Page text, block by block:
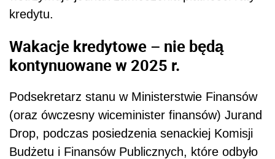
kredytu.
Wakacje kredytowe – nie będą
kontynuowane w 2025 r.
Podsekretarz stanu w Ministerstwie Finansów
(oraz ówczesny wiceminister finansów) Jurand
Drop, podczas posiedzenia senackiej Komisji
Budżetu i Finansów Publicznych, które odbyło